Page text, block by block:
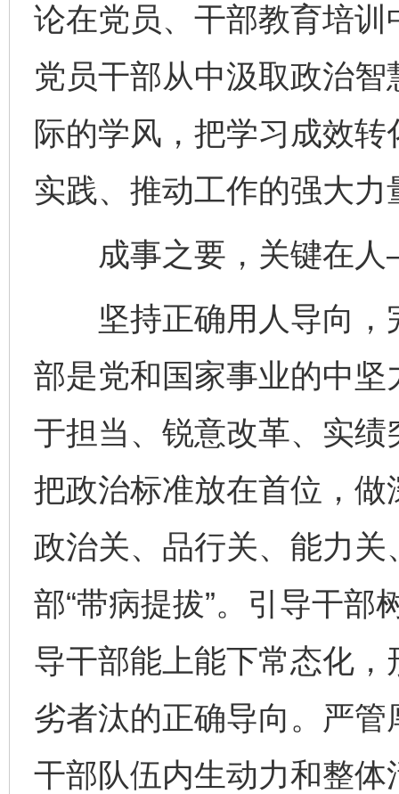
论在党员、干部教育培
党员干部从中汲取政治
际的学风，把学习成效
实践、推动工作的强大力
成事之要，关键在
坚持正确用人导向，
部是党和国家事业的中
于担当、锐意改革、实
把政治标准放在首位，
政治关、品行关、能力
部“带病提拔”。引导干部
导干部能上能下常态化
劣者汰的正确导向。严
干部队伍内生动力和整体